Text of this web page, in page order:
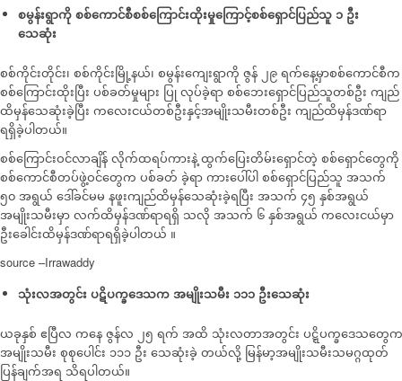
စမွန်းရွာကို စစ်ကောင်စီစစ်ကြောင်းထိုးမှုကြောင့်စစ်ရှောင်ပြည်သူ ၁ ဦး
သေဆုံး
စစ်ကိုင်းတိုင်း၊ စစ်ကိုင်းမြို့နယ်၊ စမွန်းကျေးရွာကို ဇွန် ၂၉ ရက်နေ့မှာစစ်ကောင်စီက
စစ်ကြောင်းထိုးပြီး ပစ်ခတ်မှုများ ပြု လုပ်ခဲ့ရာ စစ်ဘေးရှောင်ပြည်သူတစ်ဦး ကျည်
ထိမှန်သေဆုံးခဲ့ပြီး ကလေးငယ်တစ်ဦးနှင့်အမျိုးသမီးတစ်ဦး ကျည်ထိမှန်ဒဏ်ရာ
ရရှိခဲ့ပါတယ်။
စစ်ကြောင်းဝင်လာချိန် လိုက်ထရပ်ကားနဲ့ ထွက်ပြေးတိမ်းရှောင်တဲ့ စစ်ရှောင်တွေကို
စစ်ကောင်စီတပ်ဖွဲ့ဝင်တွေက ပစ်ခတ် ခဲ့ရာ ကားပေါ်ပါ စစ်ရှောင်ပြည်သူ အသက်
၅၀ အရွယ် ဒေါ်ခင်မမ နဖူးကျည်ထိမှန်သေဆုံးခဲ့ရပြီး အသက် ၄၅ နှစ်အရွယ်
အမျိုးသမီးမှာ လက်ထိမှန်ဒဏ်ရာရရှိ သလို အသက် ၆ နှစ်အရွယ် ကလေးငယ်မှာ
ဦးခေါင်းထိမှန်ဒဏ်ရာရရှိခဲ့ပါတယ် ။
source –Irrawaddy
သုံးလအတွင်း ပဋိပက္ခ​ဒေသက အမျိုးသမီး ၁၁၁ ဦး​သေဆုံး
ယခုနှစ် ဧပြီလ ကနေ ဇွန်လ ၂၅ ရက် အထိ သုံးလတာအတွင်း ပဋ္ဋိပက္ခဒေသတွေက
အမျိုးသမီး စုစုပေါင်း ၁၁၁ ဦး သေဆုံးခဲ့ တယ်လို့ မြန်မာ့အမျိုးသမီးသမဂ္ဂထုတ်
ပြန်ချက်အရ သိရပါတယ်။